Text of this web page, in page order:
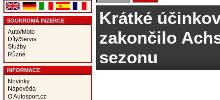
SOUKROMÁ INZERCE
Auto/Moto
Díly/Servis
Služby
Různé
INFORMACE
Novinky
Nápověda
O Autosport.cz
Krátké
zakončilo
sezonu